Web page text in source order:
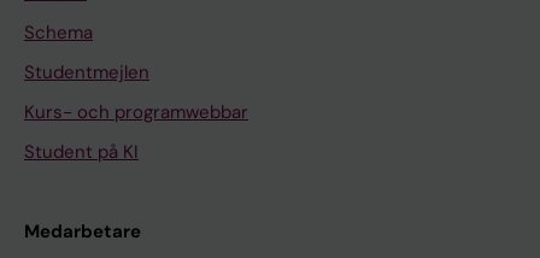
Schema
Studentmejlen
Kurs- och programwebbar
Student på KI
Medarbetare